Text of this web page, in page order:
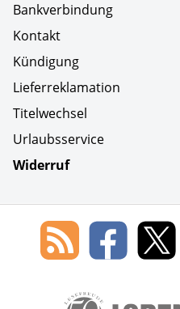
Bankverbindung
Kontakt
Kündigung
Lieferreklamation
Titelwechsel
Urlaubsservice
Widerruf
Social Media
Blog
des
Leserservice
Lorenz